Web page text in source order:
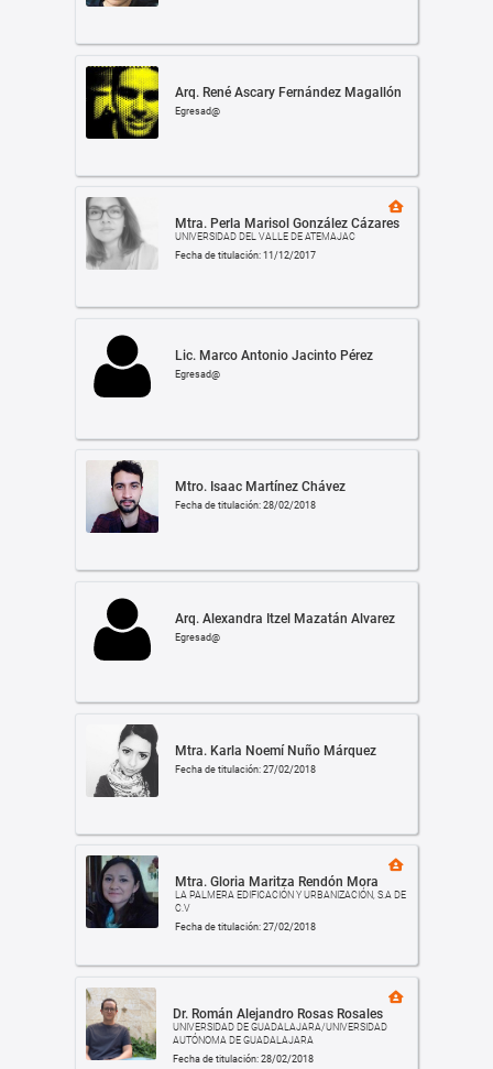
Arq. René Ascary Fernández Magallón
Egresad@
Mtra. Perla Marisol González Cázares
UNIVERSIDAD DEL VALLE DE ATEMAJAC
Fecha de titulación: 11/12/2017
Lic. Marco Antonio Jacinto Pérez
Egresad@
Mtro. Isaac Martínez Chávez
Fecha de titulación: 28/02/2018
Arq. Alexandra Itzel Mazatán Alvarez
Egresad@
Mtra. Karla Noemí Nuño Márquez
Fecha de titulación: 27/02/2018
Mtra. Gloria Maritza Rendón Mora
LA PALMERA EDIFICACIÓN Y URBANIZACIÓN, S.A DE
C.V
Fecha de titulación: 27/02/2018
Dr. Román Alejandro Rosas Rosales
UNIVERSIDAD DE GUADALAJARA/UNIVERSIDAD
AUTÓNOMA DE GUADALAJARA
Fecha de titulación: 28/02/2018